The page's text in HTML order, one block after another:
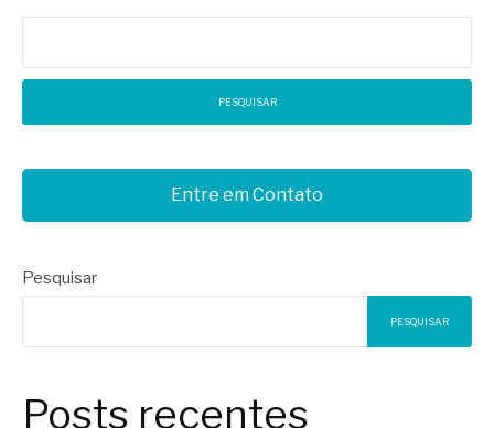
Entre em Contato
Pesquisar
PESQUISAR
Posts recentes